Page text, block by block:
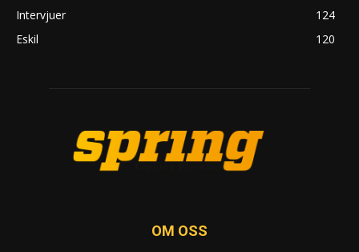
Intervjuer
124
Eskil
120
OM OSS